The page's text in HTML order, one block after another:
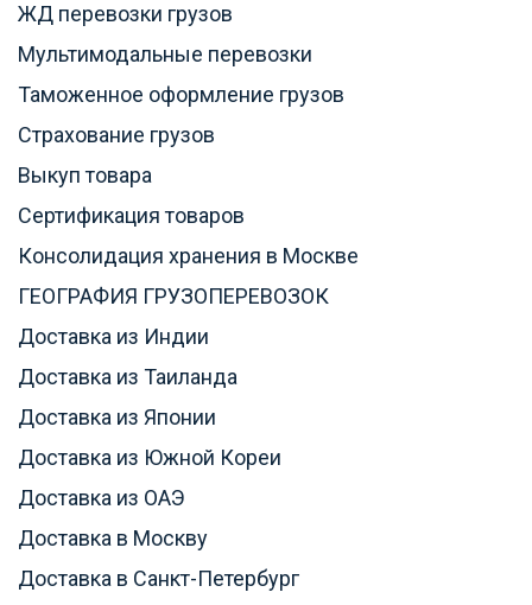
ЖД перевозки грузов
Мультимодальные перевозки
Таможенное оформление грузов
Страхование грузов
Выкуп товара
Сертификация товаров
Консолидация хранения в Москве
ГЕОГРАФИЯ ГРУЗОПЕРЕВОЗОК
Доставка из Индии
Доставка из Таиланда
Доставка из Японии
Доставка из Южной Кореи
Доставка из ОАЭ
Доставка в Москву
Доставка в Санкт-Петербург